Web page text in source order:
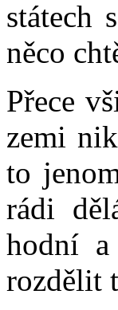
státech
něco
Přece
zemi
to
rádi
hodní
rozdělit